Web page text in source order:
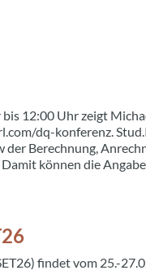
12:00 Uhr zeigt
dq-konferenz.
Berechnung,
können die
findet vom 25.-